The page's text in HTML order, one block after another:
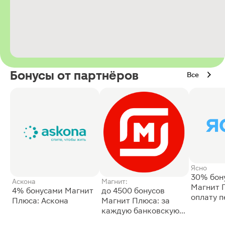
Бонусы от партнёров Все
Аскона
4% бонусами Магнит
Плюса: Аскона
Магнит:
до 4500 бонусов
Магнит Плюса: за
каждую банковскую
Ясно
30%
Магнит
оплату